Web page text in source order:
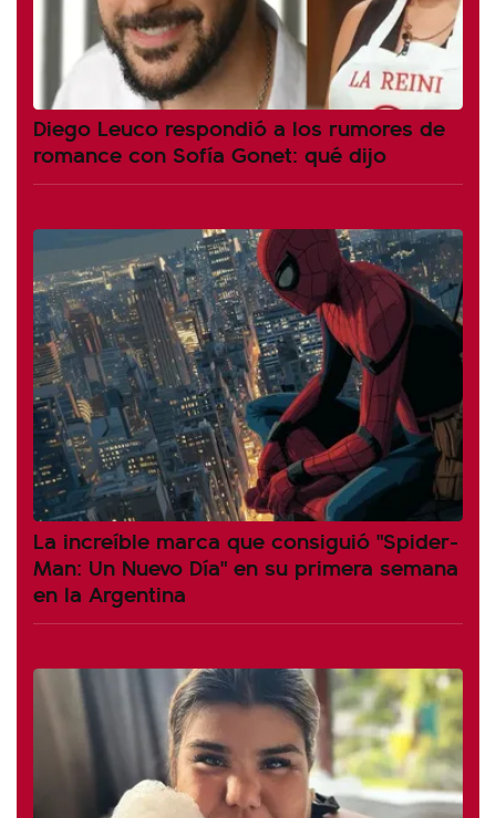
Diego Leuco respondió a los rumores de
romance con Sofía Gonet: qué dijo
La increíble marca que consiguió "Spider-
Man: Un Nuevo Día" en su primera semana
en la Argentina